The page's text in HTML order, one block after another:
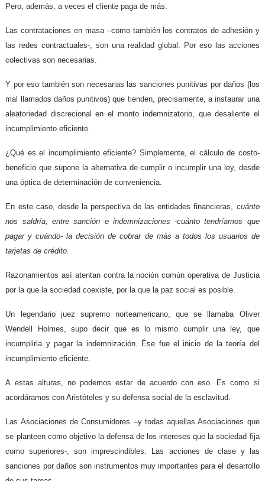
Pero, además, a veces el cliente paga de más.
Las contrataciones en masa –como también los contratos de adhesión y
las redes contractuales-, son una realidad global. Por eso las acciones
colectivas son necesarias.
Y por eso también son necesarias las sanciones punitivas por daños (los
mal llamados daños punitivos) que tienden, precisamente, a instaurar una
aleatoriedad discrecional en el monto indemnizatorio, que desaliente el
incumplimiento eficiente.
¿Qué es el incumplimiento eficiente? Simplemente, el cálculo de costo-
beneficio que supone la alternativa de cumplir o incumplir una ley, desde
una óptica de determinación de conveniencia.
En este caso, desde la perspectiva de las entidades financieras, cuánto
nos saldría, entre sanción e indemnizaciones -cuánto tendríamos que
pagar y cuándo- la decisión de cobrar de más a todos los usuarios de
tarjetas de crédito.
Razonamientos así atentan contra la noción común operativa de Justicia
por la que la sociedad coexiste, por la que la paz social es posible.
Un legendario juez supremo norteamericano, que se llamaba Oliver
Wendell Holmes, supo decir que es lo mismo cumplir una ley, que
incumplirla y pagar la indemnización. Ése fue el inicio de la teoría del
incumplimiento eficiente.
A estas alturas, no podemos estar de acuerdo con eso. Es como si
acordáramos con Aristóteles y su defensa social de la esclavitud.
Las Asociaciones de Consumidores –y todas aquellas Asociaciones que
se planteen como objetivo la defensa de los intereses que la sociedad fija
como superiores-, son imprescindibles. Las acciones de clase y las
sanciones por daños son instrumentos muy importantes para el desarrollo